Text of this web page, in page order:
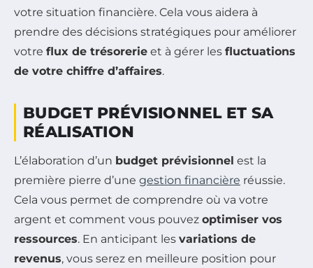
votre situation financière. Cela vous aidera à
prendre des décisions stratégiques pour améliorer
votre flux de trésorerie et à gérer les fluctuations
de votre chiffre d’affaires.
BUDGET PRÉVISIONNEL ET SA
RÉALISATION
L’élaboration d’un budget prévisionnel est la
première pierre d’une gestion financière réussie.
Cela vous permet de comprendre où va votre
argent et comment vous pouvez optimiser vos
ressources. En anticipant les variations de
revenus, vous serez en meilleure position pour